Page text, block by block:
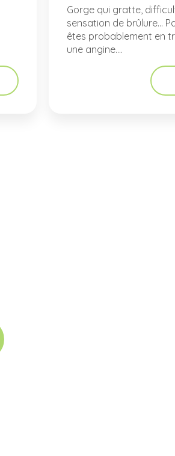
Gorge qui gratte,
sensation de brûlure...
êtes probablement en
une angine....